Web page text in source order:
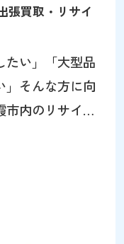
張買取・リサイ
たい」「大型品
」そんな方に向
市内のリサイク
にあたり、持
すいエリアで